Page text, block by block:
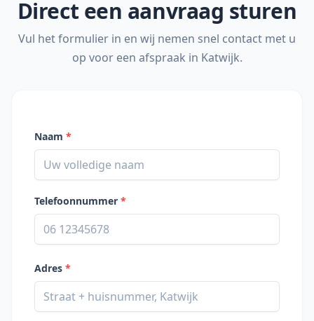
Direct een aanvraag sturen
Vul het formulier in en wij nemen snel contact met u
op voor een afspraak in Katwijk.
Naam *
Telefoonnummer *
Adres *